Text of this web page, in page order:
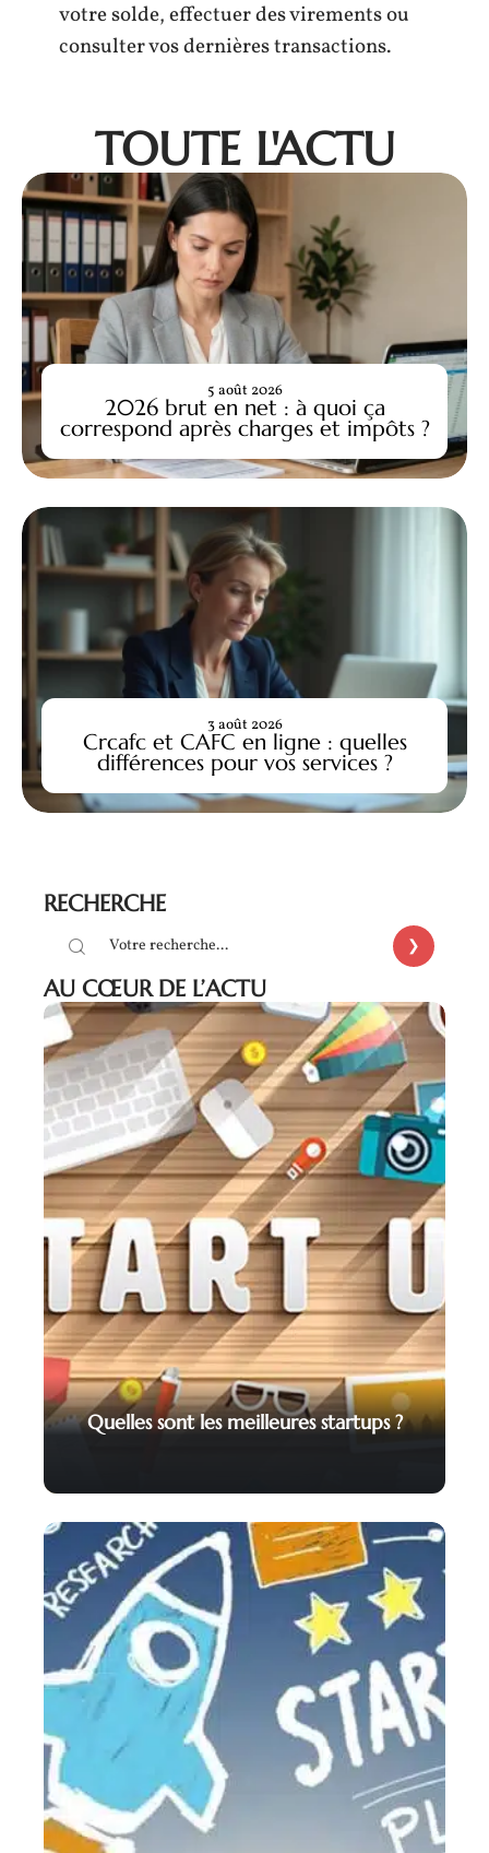
votre solde, effectuer des virements ou
consulter vos dernières transactions.
TOUTE L'ACTU
2026 brut en net : à quoi ça
correspond après charges et impôts ?
5 août 2026
Crcafc et CAFC en ligne : quelles
différences pour vos services ?
3 août 2026
RECHERCHE
AU CŒUR DE L’ACTU
Quelles sont les meilleures startups ?